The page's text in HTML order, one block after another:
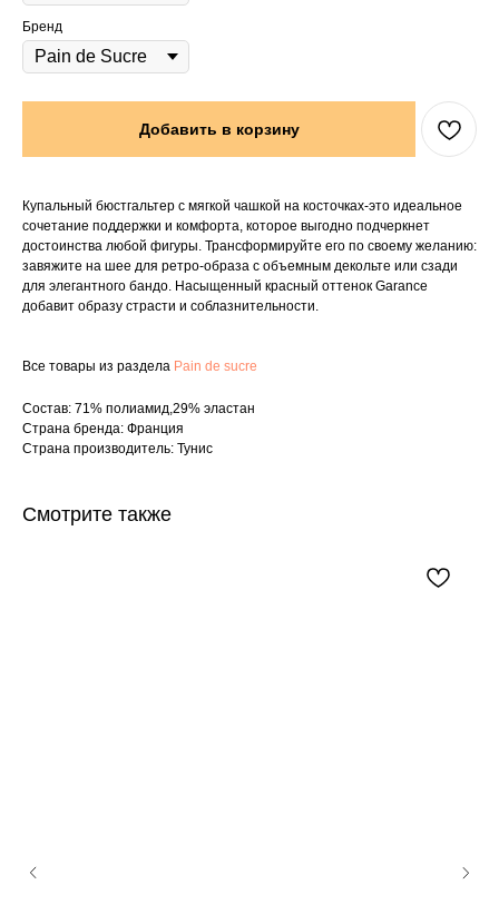
Бренд
Добавить в корзину
Купальный бюстгальтер с мягкой чашкой на косточках-это идеальное
сочетание поддержки и комфорта, которое выгодно подчеркнет
достоинства любой фигуры. Трансформируйте его по своему желанию:
завяжите на шее для ретро-образа с объемным декольте или сзади
для элегантного бандо. Насыщенный красный оттенок Garance
добавит образу страсти и соблазнительности.
Все товары из раздела Pain de sucre
Состав: 71% полиамид,29% эластан
Страна бренда: Франция
Страна производитель: Тунис
Смотрите также